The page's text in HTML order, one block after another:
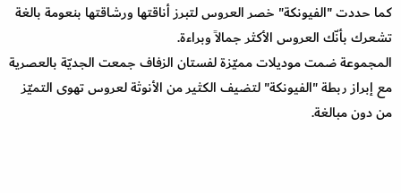
كما حددت "الفيونكة" خصر العروس لتبرز أناقتها ورشاقتها بنعومة بالغة
تشعرك بأنّك العروس الأكثر جمالاً وبراءة.
المجموعة ضمت موديلات مميّزة لفستان الزفاف جمعت الجديّة بالعصرية
مع إبراز ربطة "الفيونكة" لتضيف الكثير من الأنوثة لعروس تهوى التميّز
من دون مبالغة.